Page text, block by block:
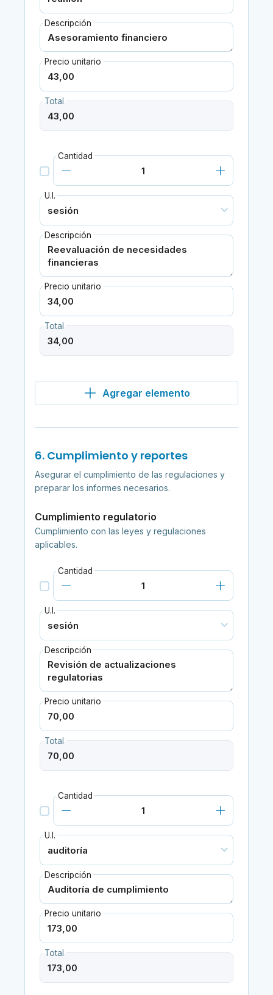
Descripción
Precio unitario
Total
Cantidad
U.I.
Descripción
Precio unitario
Total
Agregar elemento
6. Cumplimiento y reportes
Asegurar el cumplimiento de las regulaciones y
preparar los informes necesarios.
Cumplimiento regulatorio
Cumplimiento con las leyes y regulaciones
aplicables.
Cantidad
U.I.
Descripción
Precio unitario
Total
Cantidad
U.I.
Descripción
Precio unitario
Total